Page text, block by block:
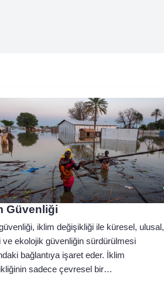
Güvenliği
iklim değişikliği ile küresel, ulusal,
ve ekolojik güvenliğin sürdürülmesi
bağlantıya işaret eder. İklim
sadece çevresel bir…